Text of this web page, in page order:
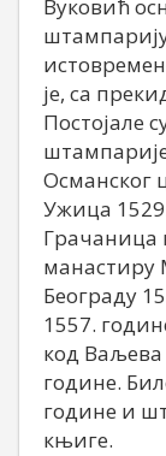
Вуковић
је, са
Постојале
Османског
Ужица
Грачаница
манастиру
Београду
1557.
код Ваљева
године.
године и
књиге.